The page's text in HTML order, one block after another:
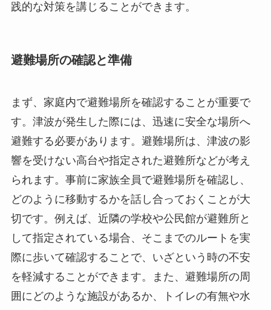
践的な対策を講じることができます。
避難場所の確認と準備
まず、家庭内で避難場所を確認することが重要で
す。津波が発生した際には、迅速に安全な場所へ
避難する必要があります。避難場所は、津波の影
響を受けない高台や指定された避難所などが考え
られます。事前に家族全員で避難場所を確認し、
どのように移動するかを話し合っておくことが大
切です。例えば、近隣の学校や公民館が避難所と
して指定されている場合、そこまでのルートを実
際に歩いて確認することで、いざという時の不安
を軽減することができます。また、避難場所の周
囲にどのような施設があるか、トイレの有無や水